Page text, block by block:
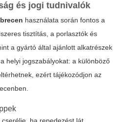
és jogi tudnivalók
használata során fontos a
tisztítás, a porlasztók és
a gyártó által ajánlott alkatrészek
helyi jogszabályokat: a különböző
ezért tájékozódjon az